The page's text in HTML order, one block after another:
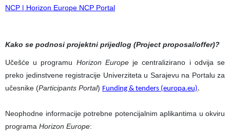
NCP | Horizon Europe NCP Portal
Kako se podnosi projektni prijedlog (Project proposal/offer)?
Učešće u programu Horizon Europeje centralizirano i odvija se
preko jedinstvene registracije Univerziteta u Sarajevu na Portalu za
učesnike (Participants Portal) Funding & tenders (europa.eu).
Neophodne informacije potrebne potencijalnim aplikantima u okviru
programa Horizon Europe: